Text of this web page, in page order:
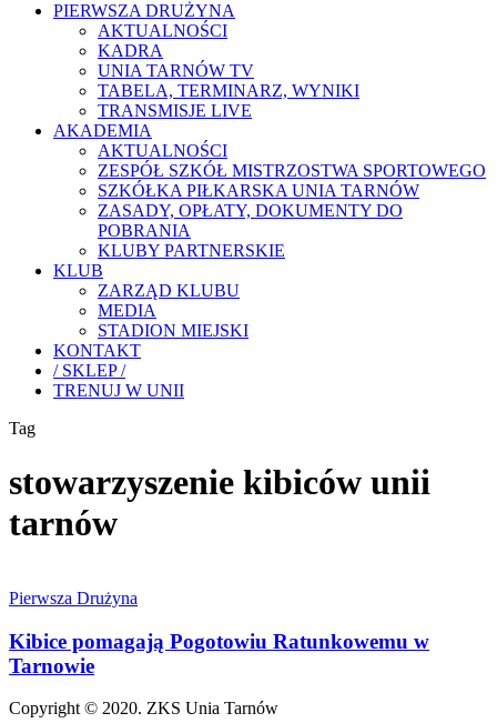
PIERWSZA DRUŻYNA
AKTUALNOŚCI
KADRA
UNIA TARNÓW TV
TABELA, TERMINARZ, WYNIKI
TRANSMISJE LIVE
AKADEMIA
AKTUALNOŚCI
ZESPÓŁ SZKÓŁ MISTRZOSTWA SPORTOWEGO
SZKÓŁKA PIŁKARSKA UNIA TARNÓW
ZASADY, OPŁATY, DOKUMENTY DO
POBRANIA
KLUBY PARTNERSKIE
KLUB
ZARZĄD KLUBU
MEDIA
STADION MIEJSKI
KONTAKT
/ SKLEP /
TRENUJ W UNII
Tag
stowarzyszenie kibiców unii
tarnów
pomagają
Ratunkowemu
w
Tarnowie
Pierwsza Drużyna
Kibice pomagają Pogotowiu Ratunkowemu w
Tarnowie
Copyright © 2020. ZKS Unia Tarnów